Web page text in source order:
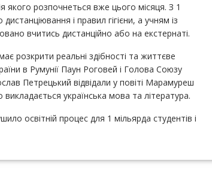
якого розпочнеться вже цього місяця. З 1
і правил гігієни, а учням із
вчитись дистанційно або на екстернаті.
розкрити реальні здібності та життєве
в Румунії Паун Роговей і Голова Союзу
Петрецький відвідали у повіті Марамуреш
викладається українська мова та література.
освітній процес для 1 мільярда студентів і